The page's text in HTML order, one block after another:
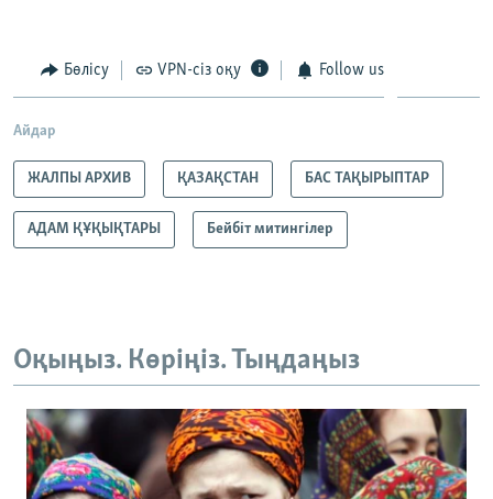
Бөлісу VPN-сіз оқу Follow us
Айдар
ЖАЛПЫ АРХИВ ҚАЗАҚСТАН БАС ТАҚЫРЫПТАР
АДАМ ҚҰҚЫҚТАРЫ Бейбіт митингілер
Оқыңыз. Көріңіз. Тыңдаңыз